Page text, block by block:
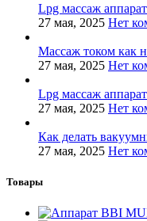
Lpg массаж
27 мая, 2025 Нет
Массаж током как
27 мая, 2025 Нет
Lpg массаж
27 мая, 2025 Нет
Как делать
27 мая, 2025 Нет
Товары